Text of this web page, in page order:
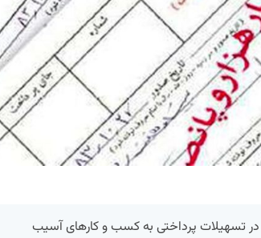
در تسهیلات پرداختی به کسب و کارهای آسیب